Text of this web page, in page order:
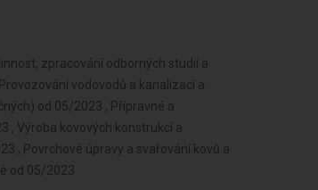
zpracování odborných studií a
vodovodů a kanalizací a
od 05/2023 , Přípravné a
, Výroba kovových konstrukcí a
, Povrchové úpravy a svařování kovů a
od 05/2023